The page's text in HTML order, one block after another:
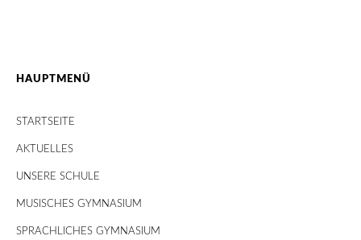
HAUPTMENÜ
STARTSEITE
AKTUELLES
UNSERE SCHULE
MUSISCHES GYMNASIUM
SPRACHLICHES GYMNASIUM